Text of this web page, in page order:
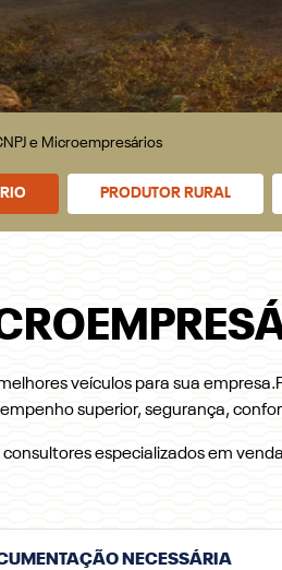
e Microempresários
PRODUTOR RURAL
veículos para sua
superior, segurança,
especializados em
NECESSÁRIA